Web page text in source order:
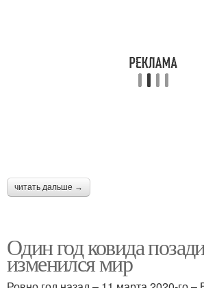
читать дальше →
Один год ковида
изменился мир